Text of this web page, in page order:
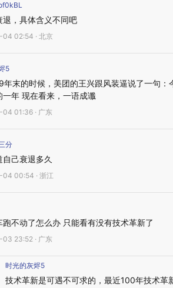
退，具体含义不同吧
02:54 · 北京
5
年末的时候，美团的王兴跟风装逼说了一句
一年 现在看来，一语成谶
01:36 · 广东
分
自己衰退多久
00:54 · 浙江
跑不动了怎么办 只能看有没有技术革新了
23:52 · 广东
时光的灰烬5
技术革新是可遇不可求的，最近100年技术革